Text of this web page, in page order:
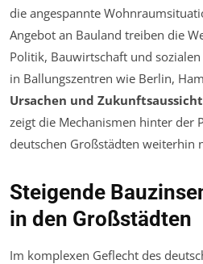
die angespannte
Angebot an Bauland treiben die
Politik, Bauwirtschaft und
in Ballungszentren wie Berlin,
Ursachen und
zeigt die Mechanismen hinter
deutschen Großstädten weiterhin
Steigende
in den Großstädten
Im komplexen Geflecht des